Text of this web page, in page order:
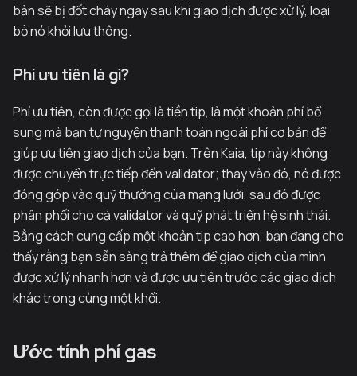
bản sẽ bị đốt cháy ngay sau khi giao dịch được xử lý, loại
bỏ nó khỏi lưu thông.
Phí ưu tiên là gì?
Phí ưu tiên, còn được gọi là tiền tip, là một khoản phí bổ
sung mà bạn tự nguyện thanh toán ngoài phí cơ bản để
giúp ưu tiên giao dịch của bạn. Trên Kaia, tip này không
được chuyển trực tiếp đến validator; thay vào đó, nó được
đóng góp vào quỹ thưởng của mạng lưới, sau đó được
phân phối cho cả validator và quỹ phát triển hệ sinh thái.
Bằng cách cung cấp một khoản tip cao hơn, bạn đang cho
thấy rằng bạn sẵn sàng trả thêm để giao dịch của mình
được xử lý nhanh hơn và được ưu tiên trước các giao dịch
khác trong cùng một khối.
Ước tính phí gas